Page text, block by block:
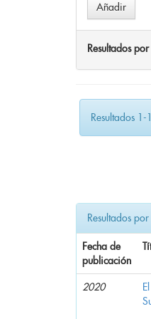
Resultados
Resultados 1-
Resultados
Fecha de
publicación
2020